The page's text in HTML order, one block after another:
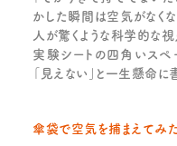
かした瞬間は空気がなくな
人が驚くような科学的な視
実験シートの四角いスペ
「見えない」と一生懸命に
傘袋で空気を捕まえてみ